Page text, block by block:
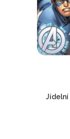
Jídelní